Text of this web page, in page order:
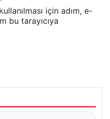
için adım, e-
bu tarayıcıya